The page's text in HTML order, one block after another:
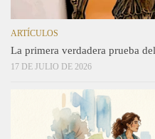
ARTÍCULOS
La primera verdadera prueba
17 DE JULIO DE 2026